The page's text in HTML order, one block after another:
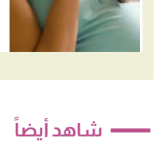
شاهد أيضاً